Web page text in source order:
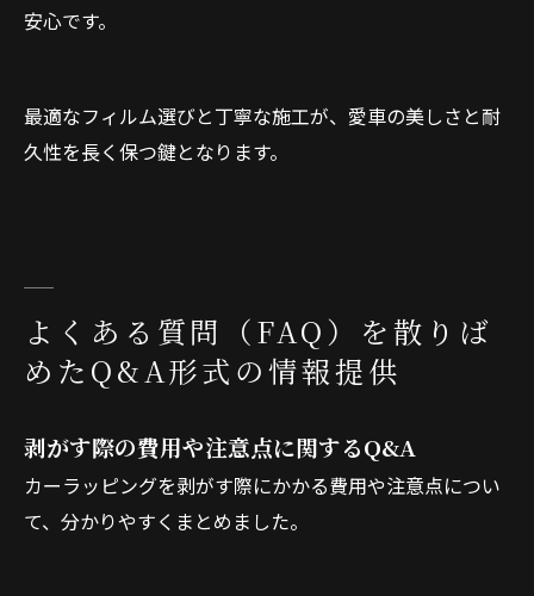
安心です。
最適なフィルム選びと丁寧な施工が、愛車の美しさと耐
久性を長く保つ鍵となります。
よくある質問（FAQ）を散りば
めたQ&A形式の情報提供
剥がす際の費用や注意点に関するQ&A
カーラッピングを剥がす際にかかる費用や注意点につい
て、分かりやすくまとめました。